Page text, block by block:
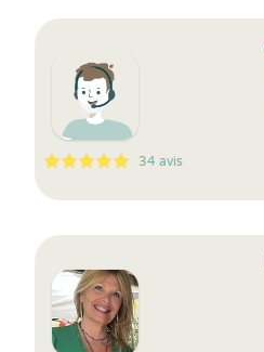
5
1
5
34 34 avis